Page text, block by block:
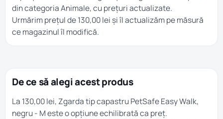
din categoriaAnimale, cu prețuri actualizate.
Urmărim prețul de 130,00 lei și îl actualizăm pe măsură
ce magazinul îl modifică.
De ce să alegi acest produs
La 130,00 lei, Zgarda tip capastru PetSafe Easy Walk,
negru - M este o opțiune echilibrată ca preț.